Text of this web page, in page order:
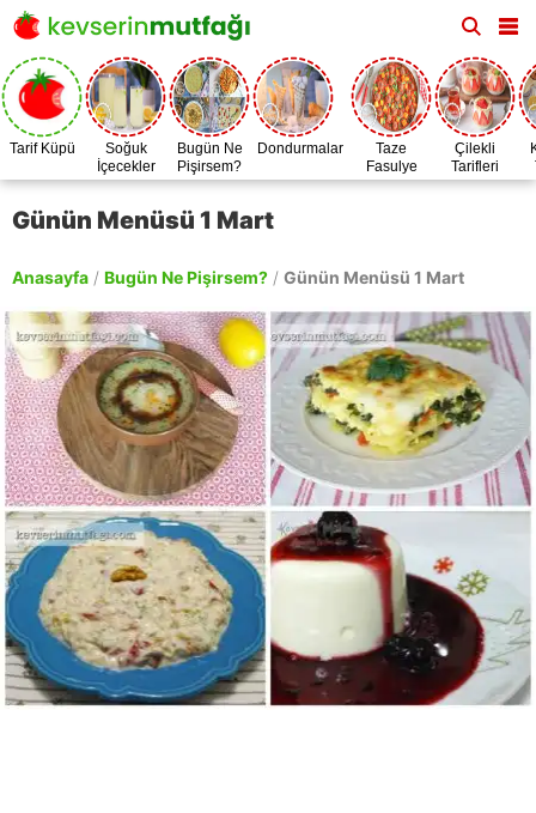
Tarif Küpü
Soğuk
İçecekler
Bugün Ne
Pişirsem?
Dondurmalar
Taze
Fasulye
Zamanı
Çilekli
Tarifleri
Günün Menüsü 1 Mart
Anasayfa / Bugün Ne Pişirsem? / Günün Menüsü 1 Mart